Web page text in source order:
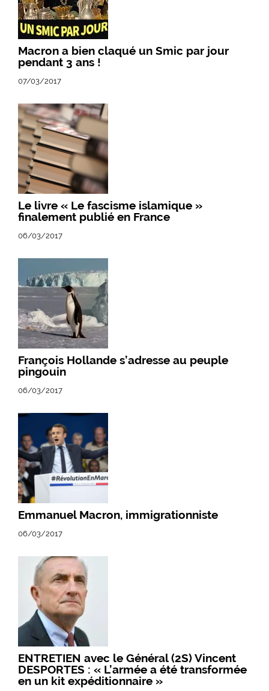
Macron a bien claqué un Smic par jour
pendant 3 ans !
07/03/2017
Le livre « Le fascisme islamique »
finalement publié en France
06/03/2017
François Hollande s’adresse au peuple
pingouin
06/03/2017
Emmanuel Macron, immigrationniste
06/03/2017
ENTRETIEN avec le Général (2S) Vincent
DESPORTES : « L’armée a été transformée
en un kit expéditionnaire »